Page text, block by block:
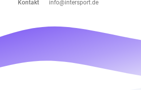
Kontakt
info@intersport.de